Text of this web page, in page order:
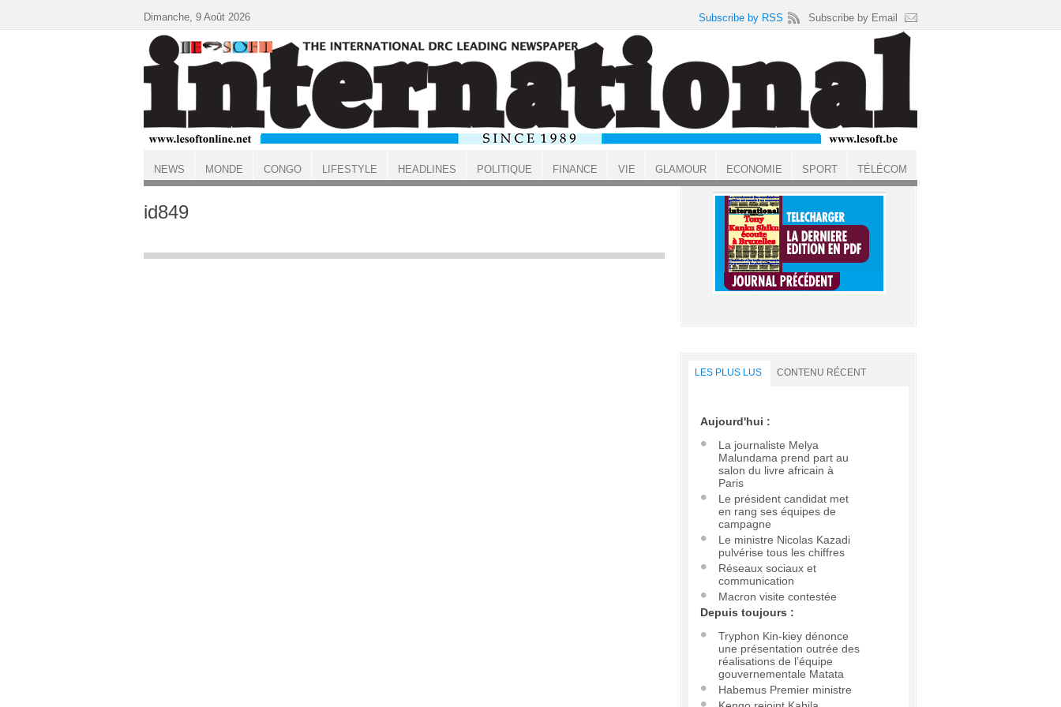
ACCUEIL
id849
LES PLUS LUS CONTENU RÉCENT
Aujourd'hui :
La journaliste Melya
Malundama prend part au
salon du livre africain à
Paris
Le président candidat met
en rang ses équipes de
campagne
Le ministre Nicolas Kazadi
pulvérise tous les chiffres
Réseaux sociaux et
communication
Macron visite contestée
Depuis toujours :
Tryphon Kin-kiey dénonce
une présentation outrée des
réalisations de l’équipe
gouvernementale Matata
Habemus Premier ministre
Dimanche, 9 Août 2026 Subscribe by RSS Subscribe by Email
NEWS MONDE CONGO LIFESTYLE HEADLINES POLITIQUE FINANCE VIE GLAMOUR ECONOMIE SPORT TÉLÉCOM